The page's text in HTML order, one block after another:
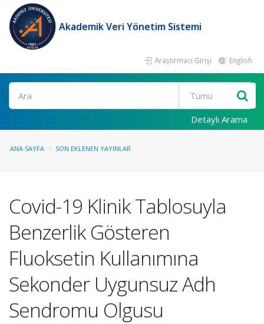
Akademik Veri Yönetim Sistemi
Araştırmacı Girişi English
Ara
Detaylı Arama
ANA SAYFA SON EKLENEN YAYINLAR
Covid-19 Klinik Tablosuyla
Benzerlik Gösteren
Fluoksetin Kullanımına
Sekonder Uygunsuz Adh
Sendromu Olgusu